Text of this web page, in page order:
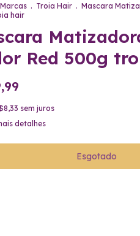
Marcas . Troia Hair . Mascara
hair
Red 500g
sem juros
detalhes